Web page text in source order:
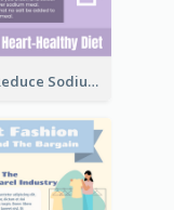
Violet Reduce Sodium Infographic Idea Design